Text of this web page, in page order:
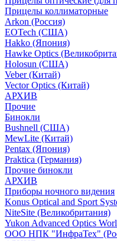
Прицелы коллиматорные
Arkon (Россия)
EOTech (США)
Hakko (Япония)
Hawke Optics
Holosun (США)
Veber (Китай)
Vector Optics (Китай)
АРХИВ
Прочие
Бинокли
Bushnell (США)
MewLite (Китай)
Pentax (Япония)
Praktica (Германия)
Прочие бинокли
АРХИВ
Приборы ночного видения
Konus Optical and Sport
NiteSite (Великобритания)
Yukon Advanced Optics
ООО НПК "ИнфраТех"